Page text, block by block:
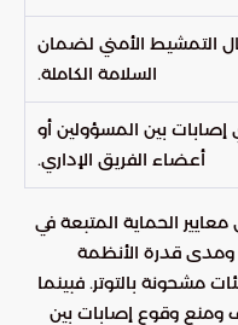
التمشيط الأمني لضمان
السلامة الكاملة.
بين المسؤولين أو
أعضاء الفريق الإداري.
الحماية المتبعة في
ومدى قدرة الأنظمة
مشحونة بالتوتر. فبينما
ومنع وقوع إصابات بين